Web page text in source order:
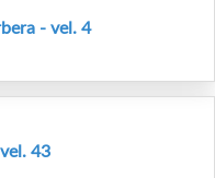
- vel. 4
43